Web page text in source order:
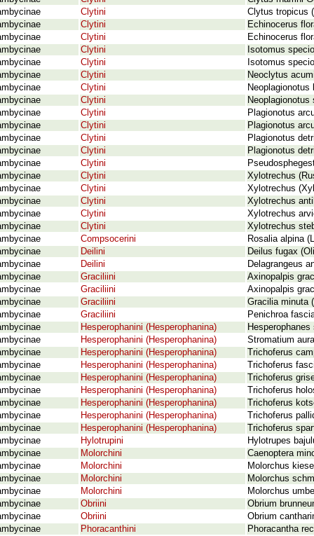
Clytini
Clytus tropicus
Clytini
Echinocerus
Clytini
Echinocerus
Clytini
Isotomus
Clytini
Isotomus
Clytini
Neoclytus
Clytini
Neoplagionotus
Clytini
Clytini
Plagionotus
Clytini
Plagionotus
Clytini
Plagionotus
Clytini
Plagionotus
Clytini
Clytini
Xylotrechus
Clytini
Xylotrechus
Clytini
Xylotrechus
Clytini
Xylotrechus
Clytini
Xylotrechus
Compsocerini
Rosalia alpina
Deilini
Deilus fugax
Deilini
Delagrangeus
Graciliini
Axinopalpis
Graciliini
Axinopalpis
Graciliini
Gracilia minuta
Graciliini
Penichroa
Hesperophanini (Hesperophanina)
Hesperophanini (Hesperophanina)
Stromatium
Hesperophanini (Hesperophanina)
Trichoferus
Hesperophanini (Hesperophanina)
Trichoferus
Hesperophanini (Hesperophanina)
Trichoferus
Hesperophanini (Hesperophanina)
Trichoferus
Hesperophanini (Hesperophanina)
Trichoferus
Hesperophanini (Hesperophanina)
Trichoferus
Hesperophanini (Hesperophanina)
Trichoferus
Hylotrupini
Hylotrupes
Molorchini
Caenoptera
Molorchini
Molorchus
Molorchini
Molorchus
Molorchini
Molorchus
Obriini
Obrium
Obriini
Obrium
Phoracanthini
Phoracantha